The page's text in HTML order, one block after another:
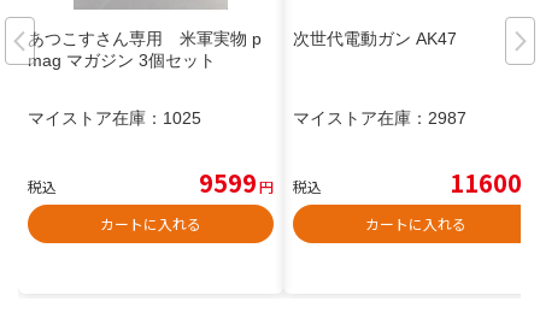
あつこすさん専用 米軍実物 p
mag マガジン 3個セット
マイストア在庫： 1025
税込 9599円
カートに入れる
次世代電動ガン AK47
マイストア在庫： 2987
税込 11600
カートに入れる